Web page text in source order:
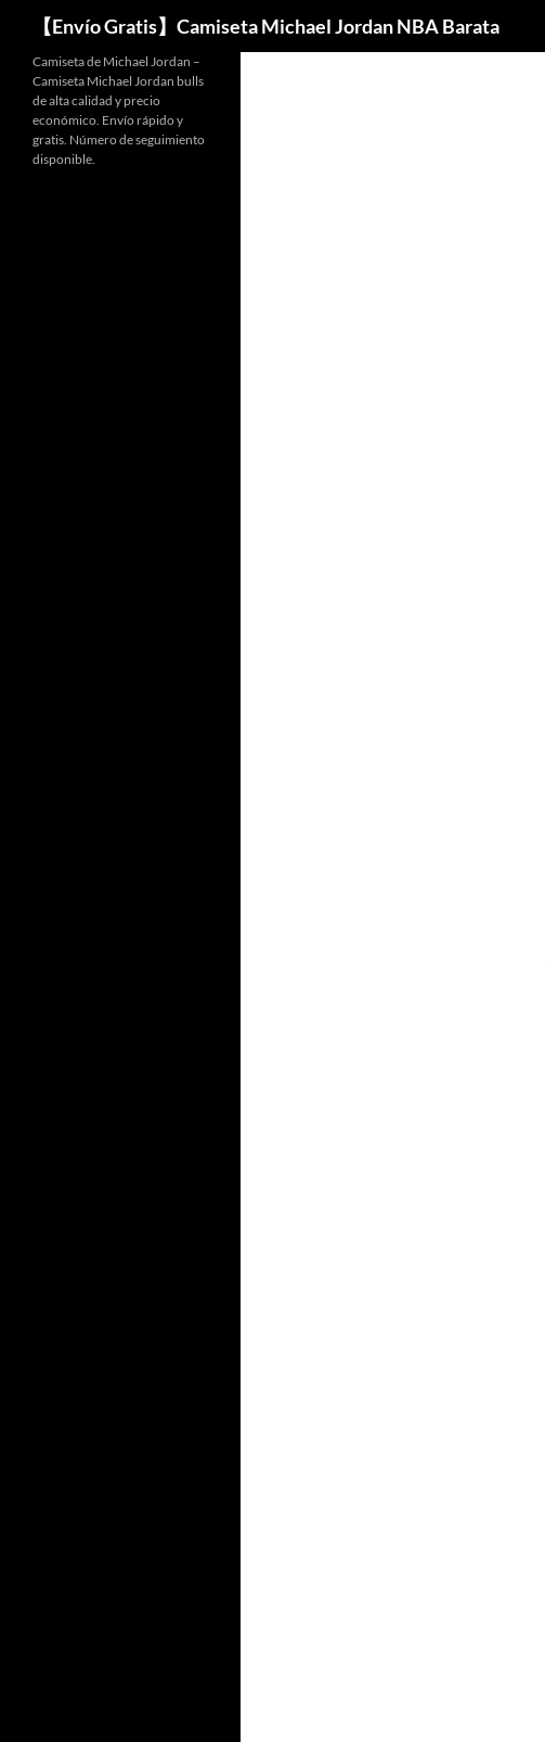
【Envío Gratis】Camiseta Michael Jordan NBA Barata
Buscar
Camiseta de Michael Jordan –
Camiseta Michael Jordan bulls
de alta calidad y precio
económico. Envío rápido y
gratis. Número de seguimiento
disponible.